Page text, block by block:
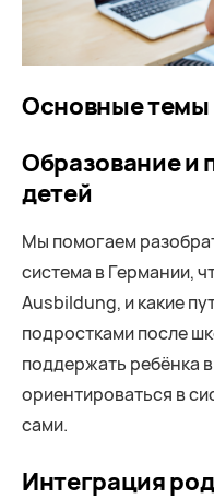
Основные темы
Образование и
детей
Мы помогаем
система в Германии,
Ausbildung, и какие
подростками после
поддержать ребёнка
ориентироваться в
сами.
Интеграция